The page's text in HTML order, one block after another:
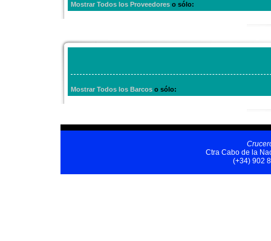
Mostrar Todos los Proveedores o sólo:
Mostrar Todos los Barcos o sólo:
Ctra Cabo de la
(+34) 902